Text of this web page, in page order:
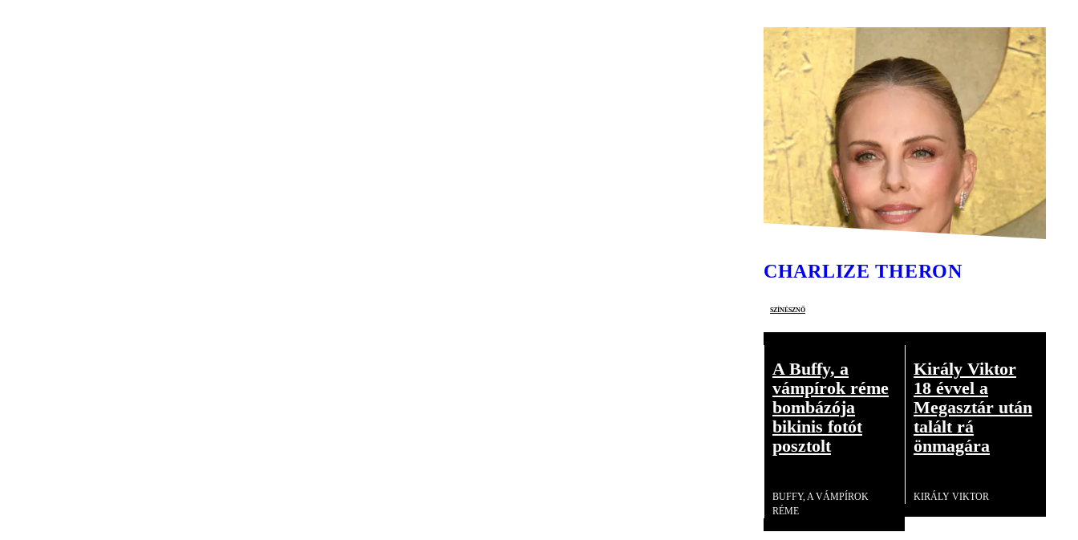
CHARLIZE THERON
színésznő
A Buffy, a
vámpírok réme
bombázója
bikinis fotót
posztolt
BUFFY, A VÁMPÍROK
RÉME
Király Viktor
18 évvel a
Megasztár után
talált rá
önmagára
KIRÁLY VIKTOR